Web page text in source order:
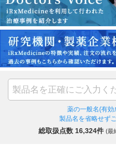
薬の一般名(有効
製品名を省略せず
総取扱点数 16,324件 (最